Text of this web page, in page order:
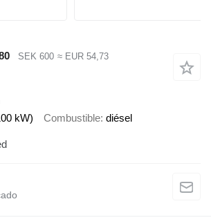
SEK 600 ≈ EUR 54,73
kW) Combustible diésel